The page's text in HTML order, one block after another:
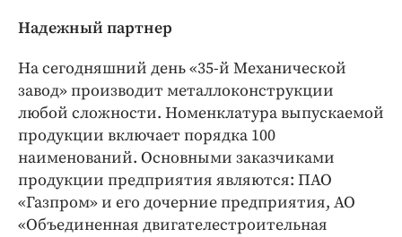
Надежный партнер
На сегодняшний день «35-й Механической
завод» производит металлоконструкции
любой сложности. Номенклатура выпускаемой
продукции включает порядка 100
наименований. Основными заказчиками
продукции предприятия являются: ПАО
«Газпром» и его дочерние предприятия, АО
«Объединенная двигателестроительная